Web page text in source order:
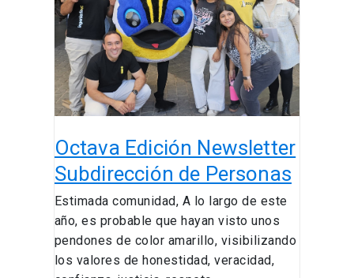
Octava Edición Newsletter
Subdirección de Personas
Estimada comunidad, A lo largo de este
año, es probable que hayan visto unos
pendones de color amarillo, visibilizando
los valores de honestidad, veracidad,
Subdirección
de
Personas